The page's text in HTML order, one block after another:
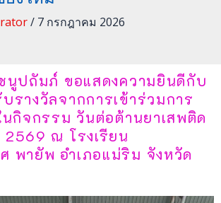
/ 7 กรกฎาคม 2026
ชนูปถัมภ์ ขอแสดงความยินดีกับ
รางวัลจากการเข้าร่วมการ
นกิจกรรม วันต่อต้านยาเสพติด
2569 ณ โรงเรียน
พายัพ อำเภอแม่ริม จังหวัด